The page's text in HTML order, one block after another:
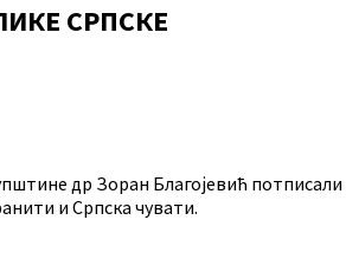
СРПСКЕ
др Зоран Благојевић потписали
и Српска чувати.